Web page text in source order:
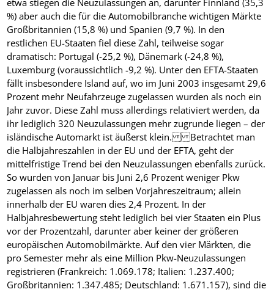
%) aber auch die für die Automobilbranche wichtigen Märkte
Großbritannien (15,8 %) und Spanien (9,7 %). In den
restlichen EU-Staaten fiel diese Zahl, teilweise sogar
dramatisch: Portugal (-25,2 %), Dänemark (-24,8 %),
Luxemburg (voraussichtlich -9,2 %). Unter den EFTA-Staaten
fällt insbesondere Island auf, wo im Juni 2003 insgesamt 29,6
Prozent mehr Neufahrzeuge zugelassen wurden als noch ein
Jahr zuvor. Diese Zahl muss allerdings relativiert werden, da
ihr lediglich 320 Neuzulassungen mehr zugrunde liegen – der
isländische Automarkt ist äußerst klein. Betrachtet man
die Halbjahreszahlen in der EU und der EFTA, geht der
mittelfristige Trend bei den Neuzulassungen ebenfalls zurück.
So wurden von Januar bis Juni 2,6 Prozent weniger Pkw
zugelassen als noch im selben Vorjahreszeitraum; allein
innerhalb der EU waren dies 2,4 Prozent. In der
Halbjahresbewertung steht lediglich bei vier Staaten ein Plus
vor der Prozentzahl, darunter aber keiner der größeren
europäischen Automobilmärkte. Auf den vier Märkten, die
pro Semester mehr als eine Million Pkw-Neuzulassungen
registrieren (Frankreich: 1.069.178; Italien: 1.237.400;
Großbritannien: 1.347.485; Deutschland: 1.671.157), sind die